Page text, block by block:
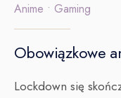
Anime • Gaming
Obowiązkowe
Lockdown się